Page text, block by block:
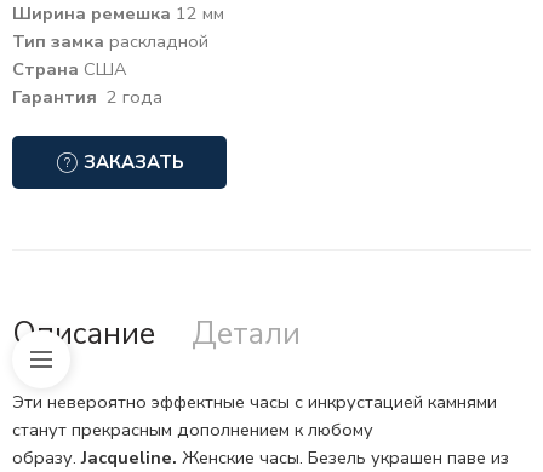
Ширина ремешка 12 мм
Тип замка раскладной
Страна США
Гарантия 2 года
ЗАКАЗАТЬ
Описание Детали
Эти невероятно эффектные часы с инкрустацией камнями
станут прекрасным дополнением к любому
образу.Jacqueline. Женские часы. Безель украшен паве из